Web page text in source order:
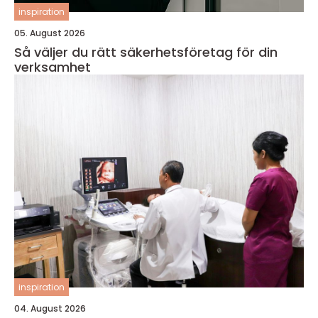
inspiration
05. August 2026
Så väljer du rätt säkerhetsföretag för din
verksamhet
inspiration
04. August 2026